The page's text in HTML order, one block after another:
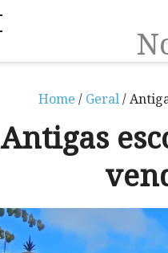
Home / Geral/
Antigas